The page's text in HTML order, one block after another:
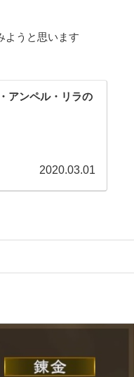
ようと思います
アンペル・リラの
2020.03.01